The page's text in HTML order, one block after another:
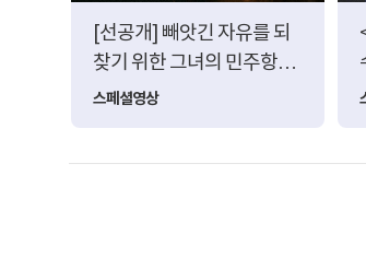
[선공개] 빼앗긴 자유를 되
찾기 위한 그녀의 민주항쟁
- 부마항쟁 40주년 특집 다
스페셜영상